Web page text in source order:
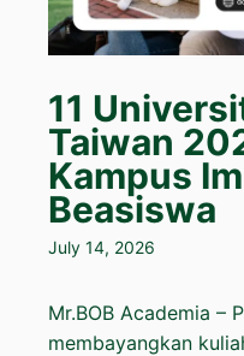
11
Taiwan
Kampus
Beasiswa
July 14, 2026
Mr.BOB Academia –
membayangkan